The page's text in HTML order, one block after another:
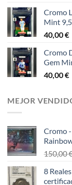
Cromo
Mint
40,00€
Cromo
Gem
40,00€
MEJOR
Cromo
150,00
8